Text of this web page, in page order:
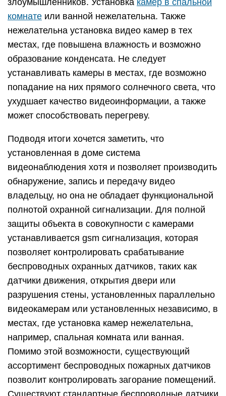
злоумышленников. Установка камер в спальной
комнате или ванной нежелательна. Также
нежелательна установка видео камер в тех
местах, где повышена влажность и возможно
образование конденсата. Не следует
устанавливать камеры в местах, где возможно
попадание на них прямого солнечного света, что
ухудшает качество видеоинформации, а также
может способствовать перегреву.
Подводя итоги хочется заметить, что
установленная в доме система
видеонаблюдения хотя и позволяет производить
обнаружение, запись и передачу видео
владельцу, но она не обладает функциональной
полнотой охранной сигнализации. Для полной
защиты объекта в совокупности с камерами
устанавливается gsm сигнализация, которая
позволяет контролировать срабатывание
беспроводных охранных датчиков, таких как
датчики движения, открытия двери или
разрушения стены, установленных параллельно
видеокамерам или установленных независимо, в
местах, где установка камер нежелательна,
например, спальная комната или ванная.
Помимо этой возможности, существующий
ассортимент беспроводных пожарных датчиков
позволит контролировать загорание помещений.
Существуют стандартные беспроводные датчики